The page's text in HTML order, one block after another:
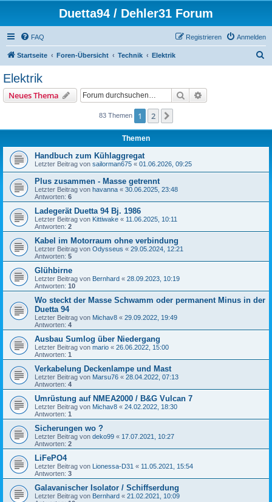
Duetta94 / Dehler31 Forum
FAQ Anmelden
Registrieren
Startseite Foren-Übersicht Technik Elektrik
Elektrik
Neues Thema Suche
83 Themen 1 2
Themen
Handbuch zum Kühlaggregat
Letzter Beitrag von sailorman675 « 01.06.2026, 09:25
Plus zusammen - Masse getrennt
Letzter Beitrag von havanna « 30.06.2025, 23:48
Antworten: 6
Ladegerät Duetta 94 Bj. 1986
Letzter Beitrag von Kittiwake « 11.06.2025, 10:11
Antworten: 2
Kabel im Motorraum ohne verbindung
Letzter Beitrag von Odysseus « 29.05.2024, 12:21
Antworten: 5
Glühbirne
Letzter Beitrag von Bernhard « 28.09.2023, 10:19
Antworten: 10
Wo steckt der Masse Schwamm oder permanent Minus in der
Duetta 94
Letzter Beitrag von Michav8 « 29.09.2022, 19:49
Antworten: 4
Ausbau Sumlog über Niedergang
Letzter Beitrag von mario « 26.06.2022, 15:00
Antworten: 1
Verkabelung Deckenlampe und Mast
Letzter Beitrag von Marsu76 « 28.04.2022, 07:13
Antworten: 4
Umrüstung auf NMEA2000 / B&G Vulcan 7
Letzter Beitrag von Michav8 « 24.02.2022, 18:30
Antworten: 1
Sicherungen wo ?
Letzter Beitrag von deko99 « 17.07.2021, 10:27
Antworten: 2
LiFePO4
Letzter Beitrag von Lionessa-D31 « 11.05.2021, 15:54
Antworten: 3
Galavanischer Isolator / Schiffserdung
Letzter Beitrag von Bernhard « 21.02.2021, 10:09